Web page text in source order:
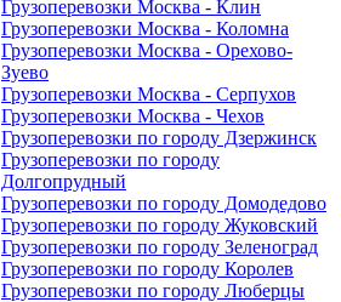
Грузоперевозки Москва - Клин
Грузоперевозки Москва - Коломна
Грузоперевозки Москва - Орехово-
Зуево
Грузоперевозки Москва - Серпухов
Грузоперевозки Москва - Чехов
Грузоперевозки по городу Дзержинск
Грузоперевозки по городу
Долгопрудный
Грузоперевозки по городу Домодедово
Грузоперевозки по городу Жуковский
Грузоперевозки по городу Зеленоград
Грузоперевозки по городу Королев
Грузоперевозки по городу Люберцы